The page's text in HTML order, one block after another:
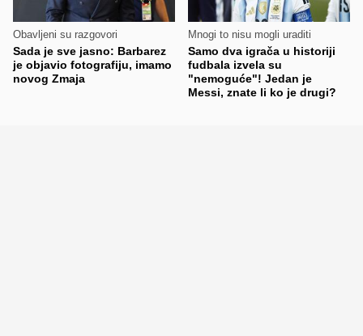
Obavljeni su razgovori
Sada je sve jasno: Barbarez
je objavio fotografiju, imamo
novog Zmaja
Mnogi to nisu mogli uraditi
Samo dva igrača u historiji
fudbala izvela su
"nemoguće"! Jedan je
Messi, znate li ko je drugi?